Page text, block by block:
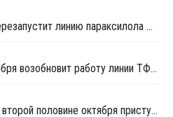
GS Caltex на этой неделе перезапустит линию параксилола № 1 в Йосу после планового ремонта
Hanwha Impact в начале ноября возобновит работу линии ТФК № 3 в Ульсане после ремонта
Hanwha General Chemical во второй половине октября приступит к профилактике на линии ТФК № 3 в Ульсане